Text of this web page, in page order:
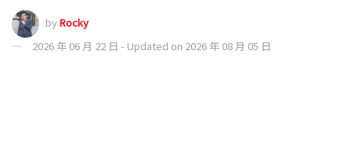
byRocky
2026 年 06 月 22 日 - Updated on 2026 年 08 月 05 日